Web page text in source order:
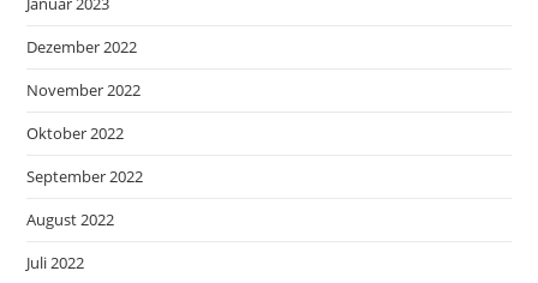
Dezember 2022
November 2022
Oktober 2022
September 2022
August 2022
Juli 2022